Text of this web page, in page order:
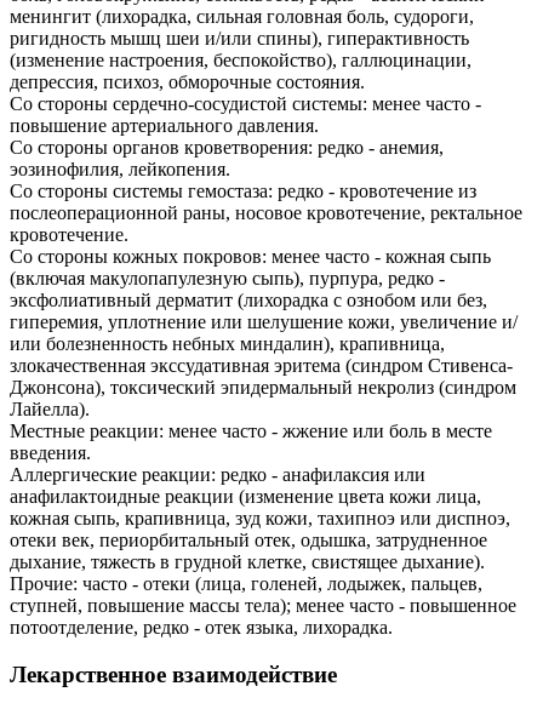
менингит (лихорадка, сильная головная боль, судороги,
ригидность мышц шеи и/или спины), гиперактивность
(изменение настроения, беспокойство), галлюцинации,
депрессия, психоз, обморочные состояния.
Со стороны сердечно-сосудистой системы: менее часто -
повышение артериального давления.
Со стороны органов кроветворения: редко - анемия,
эозинофилия, лейкопения.
Со стороны системы гемостаза: редко - кровотечение из
послеоперационной раны, носовое кровотечение, ректальное
кровотечение.
Со стороны кожных покровов: менее часто - кожная сыпь
(включая макулопапулезную сыпь), пурпура, редко -
эксфолиативный дерматит (лихорадка с ознобом или без,
гиперемия, уплотнение или шелушение кожи, увеличение и/
или болезненность небных миндалин), крапивница,
злокачественная экссудативная эритема (синдром Стивенса-
Джонсона), токсический эпидермальный некролиз (синдром
Лайелла).
Местные реакции: менее часто - жжение или боль в месте
введения.
Аллергические реакции: редко - анафилаксия или
анафилактоидные реакции (изменение цвета кожи лица,
кожная сыпь, крапивница, зуд кожи, тахипноэ или диспноэ,
отеки век, периорбитальный отек, одышка, затрудненное
дыхание, тяжесть в грудной клетке, свистящее дыхание).
Прочие: часто - отеки (лица, голеней, лодыжек, пальцев,
ступней, повышение массы тела); менее часто - повышенное
потоотделение, редко - отек языка, лихорадка.
Лекарственное взаимодействие